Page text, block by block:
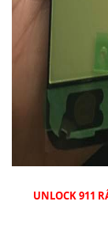
UNLOCK 911